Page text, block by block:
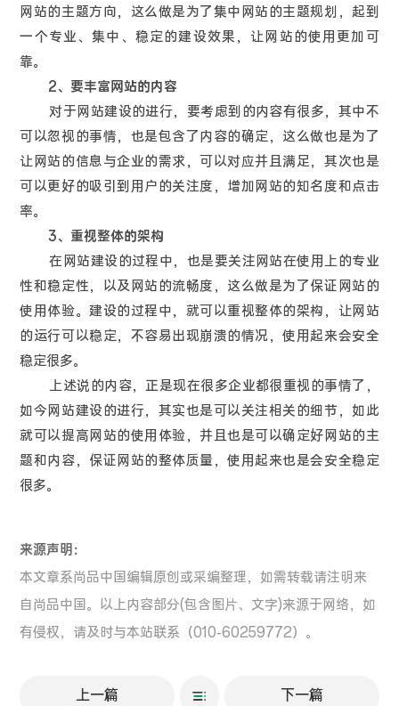
网站的主题方向，这么做是为了集中网站的主题规划，起到
一个专业、集中、稳定的建设效果，让网站的使用更加可
靠。
2、要丰富网站的内容
对于网站建设的进行，要考虑到的内容有很多，其中不
可以忽视的事情，也是包含了内容的确定，这么做也是为了
让网站的信息与企业的需求，可以对应并且满足，其次也是
可以更好的吸引到用户的关注度，增加网站的知名度和点击
率。
3、重视整体的架构
在网站建设的过程中，也是要关注网站在使用上的专业
性和稳定性，以及网站的流畅度，这么做是为了保证网站的
使用体验。建设的过程中，就可以重视整体的架构，让网站
的运行可以稳定，不容易出现崩溃的情况，使用起来会安全
稳定很多。
上述说的内容，正是现在很多企业都很重视的事情了，
如今网站建设的进行，其实也是可以关注相关的细节，如此
就可以提高网站的使用体验，并且也是可以确定好网站的主
题和内容，保证网站的整体质量，使用起来也是会安全稳定
很多。
来源声明：
本文章系尚品中国编辑原创或采编整理，如需转载请注明来
自尚品中国。以上内容部分(包含图片、文字)来源于网络，如
有侵权，请及时与本站联系（010-60259772）。
上一篇 下一篇